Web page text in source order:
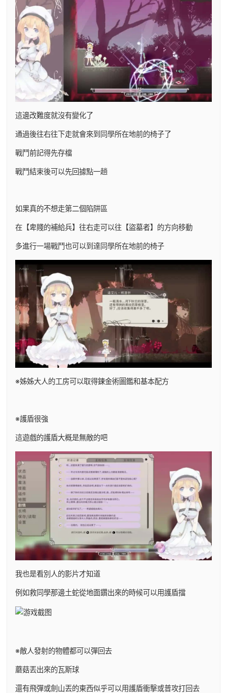
這邊改難度就沒有變化了
通過後往右往下走就會來到同學所在地前的椅子了
戰鬥前記得先存檔
戰鬥結束後可以先回據點一趟
如果真的不想走第二個陷阱區
在【卑賤的補給兵】往右走可以往【盜墓者】的方向移動
多進行一場戰鬥也可以到達同學所在地前的椅子
※姊姊大人的工房可以取得鍊金術圖鑑和基本配方
※護盾很強
這遊戲的護盾大概是無敵的吧
我也是看別人的影片才知道
例如救同學那邊土蛇從地面鑽出來的時候可以用護盾擋
※敵人發射的物體都可以彈回去
蘑菇丟出來的瓦斯球
還有飛彈或劍山丟的東西似乎可以用護盾衝擊或普攻打回去